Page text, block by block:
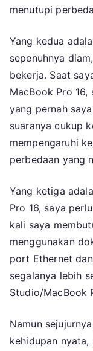
menutupi
Yang kedua
sepenuhnya
bekerja. Saat
MacBook Pro
yang pernah
suaranya cukup
mempengaruhi
perbedaan yang
Yang ketiga
Pro 16, saya
kali saya
menggunakan
port Ethernet
segalanya lebih
Studio/MacBook
Namun
kehidupan nyata,